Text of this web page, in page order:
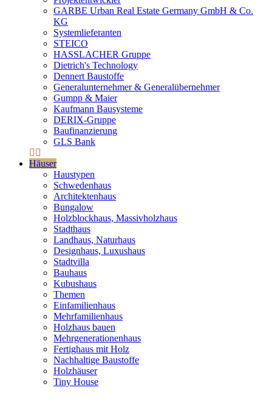
GARBE Urban Real Estate Germany GmbH & Co.
KG
Systemlieferanten
STEICO
HASSLACHER Gruppe
Dietrich's Technology
Dennert Baustoffe
Generalunternehmer & Generalübernehmer
Gumpp & Maier
Kaufmann Bausysteme
DERIX-Gruppe
Baufinanzierung
GLS Bank
Häuser
Haustypen
Schwedenhaus
Architektenhaus
Bungalow
Holzblockhaus, Massivholzhaus
Stadthaus
Landhaus, Naturhaus
Designhaus, Luxushaus
Stadtvilla
Bauhaus
Kubushaus
Themen
Einfamilienhaus
Mehrfamilienhaus
Holzhaus bauen
Mehrgenerationenhaus
Fertighaus mit Holz
Nachhaltige Baustoffe
Holzhäuser
Tiny House